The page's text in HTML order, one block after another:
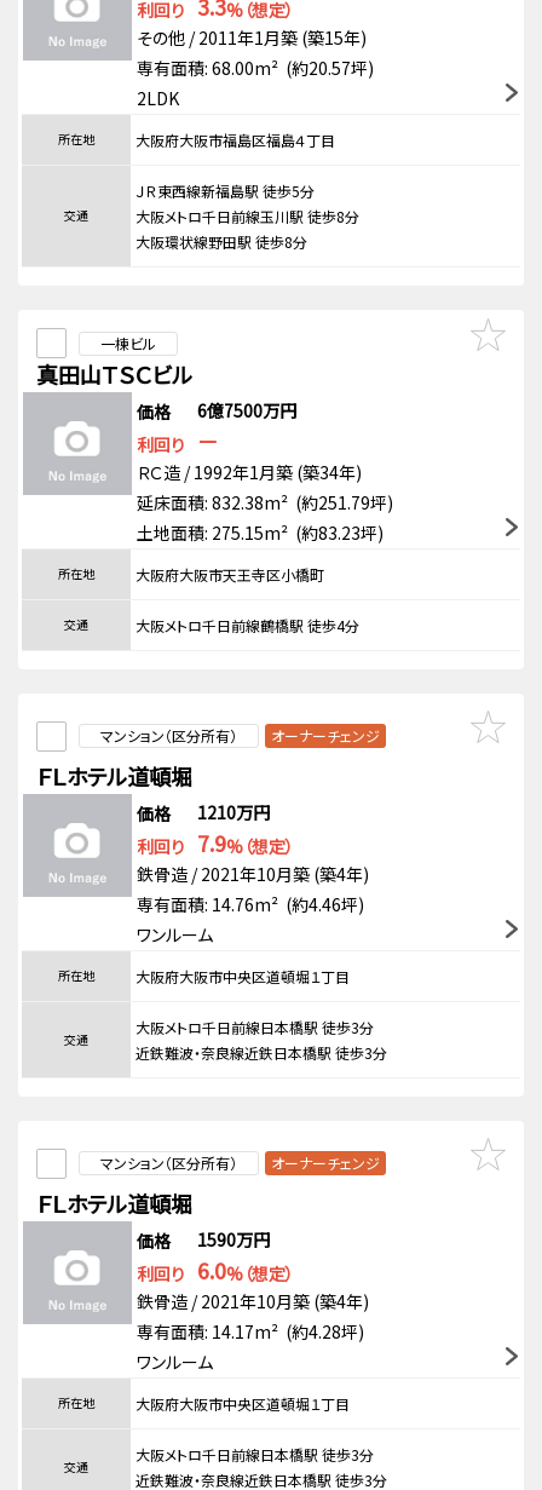
利回り
%（想定）
その他 / 2011年1月築 (築15年)
専有面積: 68.00m² (約20.57坪)
2LDK
所在地 大阪府大阪市福島区福島４丁目
交通
ＪＲ東西線新福島駅 徒歩5分
大阪メトロ千日前線玉川駅 徒歩8分
大阪環状線野田駅 徒歩8分
一棟ビル
真田山ＴＳＣビル
価格
6億7500万円
利回り
－
ＲＣ造 / 1992年1月築 (築34年)
延床面積: 832.38m² (約251.79坪)
土地面積: 275.15m² (約83.23坪)
所在地 大阪府大阪市天王寺区小橋町
交通 大阪メトロ千日前線鶴橋駅 徒歩4分
マンション（区分所有） オーナーチェンジ
ＦＬホテル道頓堀
価格
1210万円
利回り 7.9%（想定）
鉄骨造 / 2021年10月築 (築4年)
専有面積: 14.76m² (約4.46坪)
ワンルーム
所在地 大阪府大阪市中央区道頓堀１丁目
交通
大阪メトロ千日前線日本橋駅 徒歩3分
近鉄難波・奈良線近鉄日本橋駅 徒歩3分
マンション（区分所有） オーナーチェンジ
ＦＬホテル道頓堀
価格
1590万円
利回り 6.0%（想定）
鉄骨造 / 2021年10月築 (築4年)
専有面積: 14.17m² (約4.28坪)
ワンルーム
所在地 大阪府大阪市中央区道頓堀１丁目
交通
大阪メトロ千日前線日本橋駅 徒歩3分
近鉄難波・奈良線近鉄日本橋駅 徒歩3分